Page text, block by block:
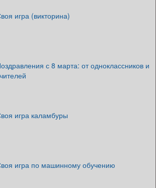
игра (викторина)
с 8 марта: от одноклассников и
игра каламбуры
игра по машинному обучению